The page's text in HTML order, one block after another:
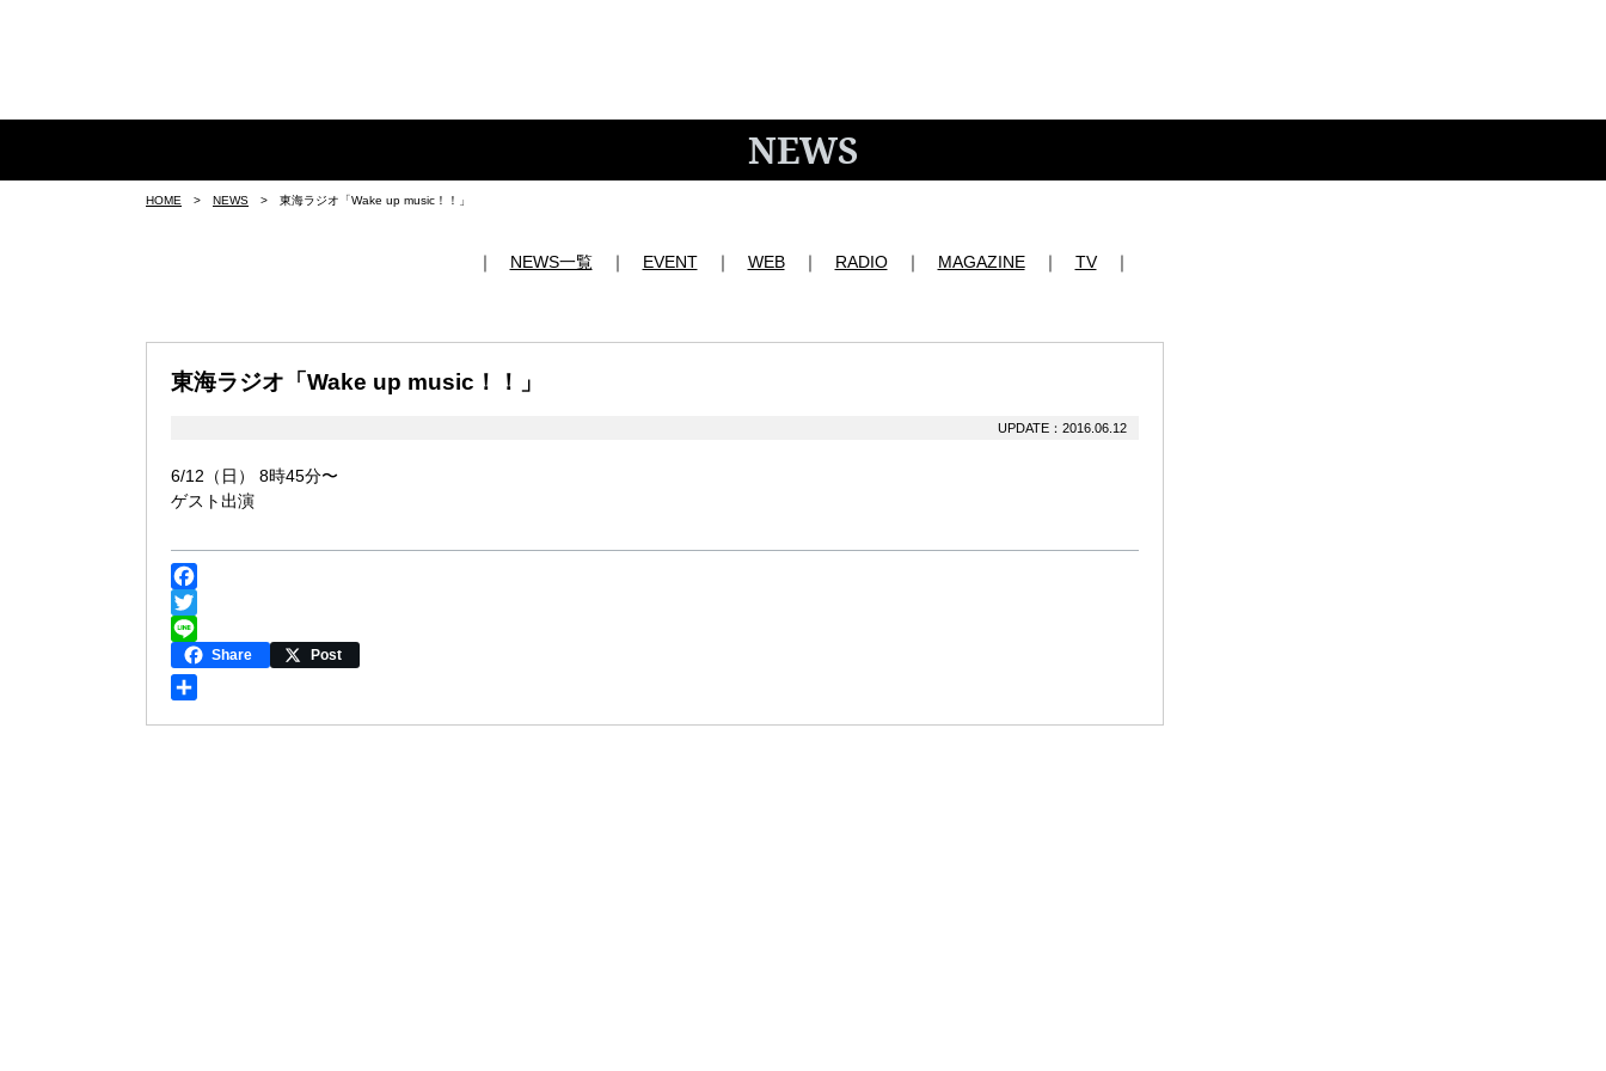
NEWS
HOME > NEWS > 東海ラジオ「Wake up music！！」
｜ NEWS一覧｜ EVENT｜ WEB｜ RADIO｜ MAGAZINE｜ TV｜
東海ラジオ「Wake up music！！」
UPDATE：2016.06.12
6/12（日） 8時45分〜
ゲスト出演
F
a
e
b
T
w
i
t
i
n
Share Post